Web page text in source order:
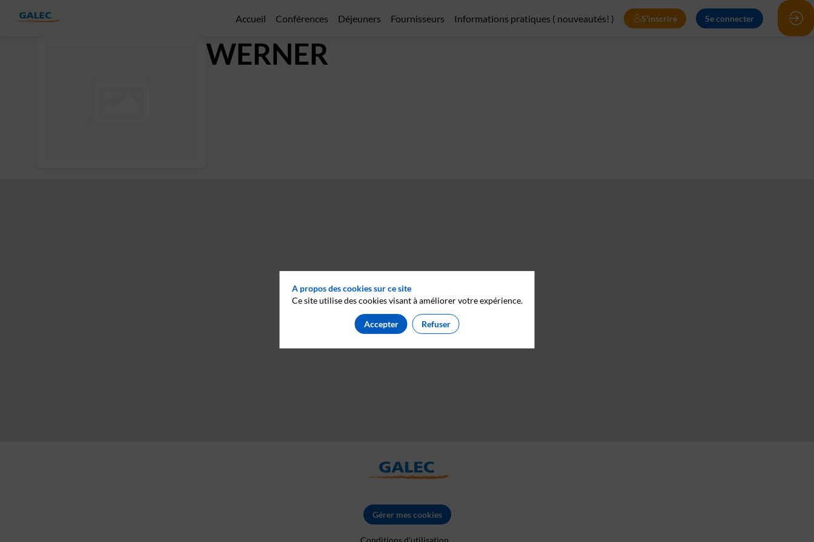
Accueil Conférences Déjeuners Fournisseurs Informations pratiques ( nouveautés! ) S'inscrire Se connecter
WERNER
Gérer mes cookies
A propos des cookies sur ce site
Ce site utilise des cookies visant à améliorer votre expérience.
Accepter Refuser